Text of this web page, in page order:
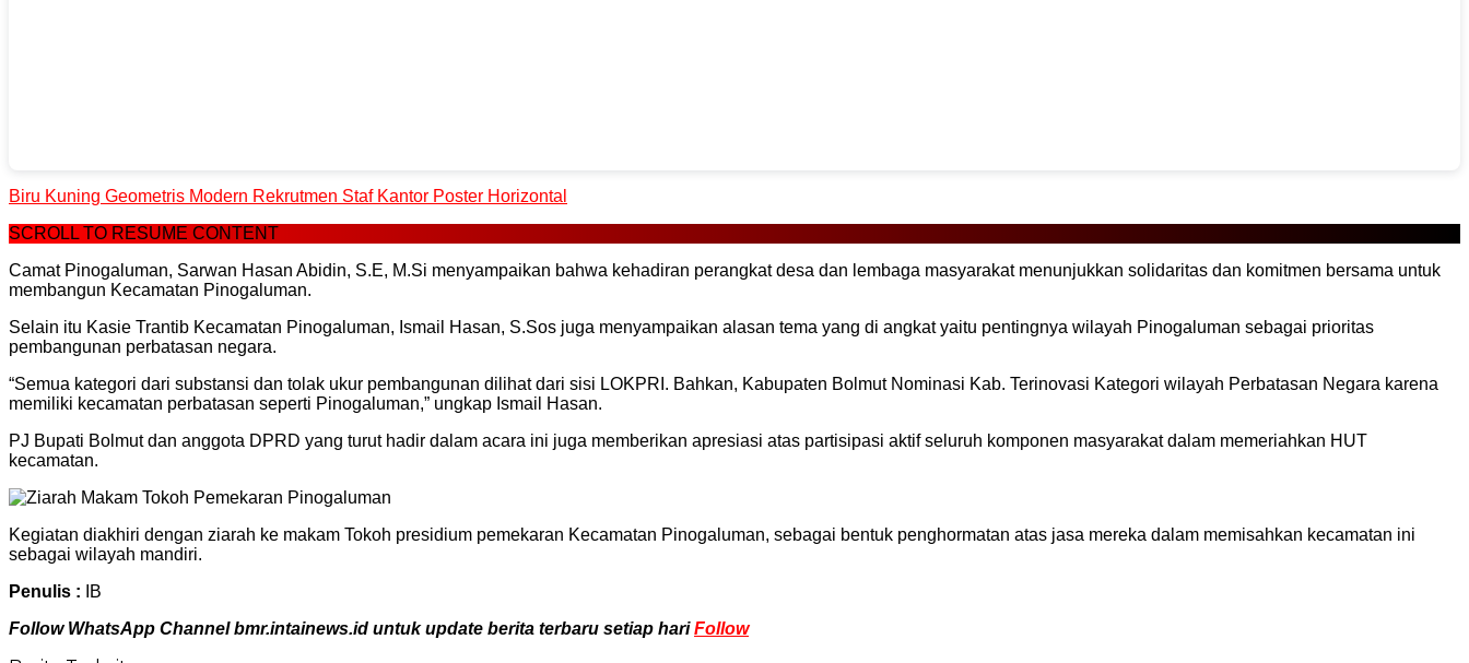
Biru Kuning Geometris Modern Rekrutmen Staf Kantor Poster Horizontal
SCROLL TO RESUME CONTENT
Camat Pinogaluman, Sarwan Hasan Abidin, S.E, M.Si menyampaikan bahwa kehadiran perangkat desa dan lembaga masyarakat menunjukkan solidaritas dan komitmen bersama untuk
membangun Kecamatan Pinogaluman.
Selain itu Kasie Trantib Kecamatan Pinogaluman, Ismail Hasan, S.Sos juga menyampaikan alasan tema yang di angkat yaitu pentingnya wilayah Pinogaluman sebagai prioritas
pembangunan perbatasan negara.
“Semua kategori dari substansi dan tolak ukur pembangunan dilihat dari sisi LOKPRI. Bahkan, Kabupaten Bolmut Nominasi Kab. Terinovasi Kategori wilayah Perbatasan Negara karena
memiliki kecamatan perbatasan seperti Pinogaluman,” ungkap Ismail Hasan.
PJ Bupati Bolmut dan anggota DPRD yang turut hadir dalam acara ini juga memberikan apresiasi atas partisipasi aktif seluruh komponen masyarakat dalam memeriahkan HUT
kecamatan.
Kegiatan diakhiri dengan ziarah ke makam Tokoh presidium pemekaran Kecamatan Pinogaluman, sebagai bentuk penghormatan atas jasa mereka dalam memisahkan kecamatan ini
sebagai wilayah mandiri.
Penulis :
IB
Follow WhatsApp Channel bmr.intainews.id untuk update berita terbaru setiap hariFollow